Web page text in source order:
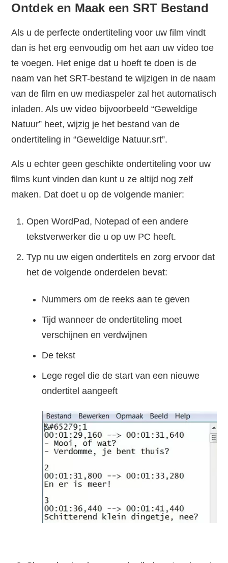
Ontdek en Maak een SRT Bestand
Als u de perfecte ondertiteling voor uw film vindt
dan is het erg eenvoudig om het aan uw video toe
te voegen. Het enige dat u hoeft te doen is de
naam van het SRT-bestand te wijzigen in de naam
van de film en uw mediaspeler zal het automatisch
inladen. Als uw video bijvoorbeeld “Geweldige
Natuur” heet, wijzig je het bestand van de
ondertiteling in “Geweldige Natuur.srt”.
Als u echter geen geschikte ondertiteling voor uw
films kunt vinden dan kunt u ze altijd nog zelf
maken. Dat doet u op de volgende manier:
Open WordPad, Notepad of een andere
tekstverwerker die u op uw PC heeft.
Typ nu uw eigen ondertitels en zorg ervoor dat
het de volgende onderdelen bevat:
Nummers om de reeks aan te geven
Tijd wanneer de ondertiteling moet
verschijnen en verdwijnen
De tekst
Lege regel die de start van een nieuwe
ondertitel aangeeft